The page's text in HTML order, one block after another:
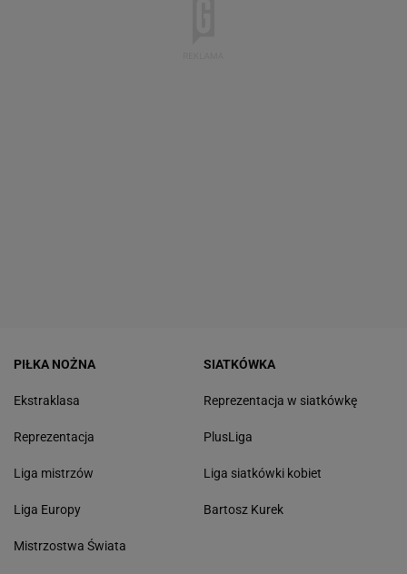
PIŁKA NOŻNA
Ekstraklasa
Reprezentacja
Liga mistrzów
Liga Europy
Mistrzostwa Świata
SIATKÓWKA
Reprezentacja w siatkówkę
PlusLiga
Liga siatkówki kobiet
Bartosz Kurek